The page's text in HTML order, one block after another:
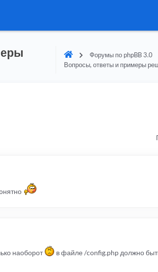
Форумы по phpBB 3.0
Вопросы, ответы и примеры
наоборот в файле /config.php должно